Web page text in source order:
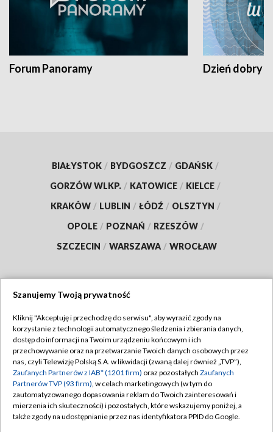
Forum Panoramy Dzień dobry
BIAŁYSTOK / BYDGOSZCZ / GDAŃSK /
GORZÓW WLKP. / KATOWICE / KIELCE /
KRAKÓW / LUBLIN / ŁÓDŹ / OLSZTYN /
OPOLE / POZNAŃ / RZESZÓW /
SZCZECIN / WARSZAWA / WROCŁAW
TVP
Abonament TVP
Emisja w TVP
Centrum informacji TVP
Naziemna Telewizja Cyfrowa
Regulamin TVP
Polityka prywatności
Moje zgody
Pomoc
Szanujemy Twoją prywatność
Kliknij "Akceptuję i przechodzę do serwisu", aby wyrazić zgody na
korzystanie z technologii automatycznego śledzenia i zbierania danych,
dostęp do informacji na Twoim urządzeniu końcowym i ich
przechowywanie oraz na przetwarzanie Twoich danych osobowych przez
nas, czyli Telewizję Polską S.A. w likwidacji (zwaną dalej również „TVP”),
Zaufanych Partnerów z IAB* (1201 firm) oraz pozostałych Zaufanych
Partnerów TVP (93 firm), w celach marketingowych (w tym do
zautomatyzowanego dopasowania reklam do Twoich zainteresowań i
mierzenia ich skuteczności) i pozostałych, które wskazujemy poniżej, a
także zgody na udostępnianie przez nas identyfikatora PPID do Google.